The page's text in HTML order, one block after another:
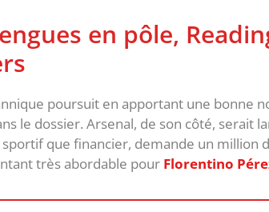
en pôle,
poursuit en apportant une bonne
le dossier. Arsenal, de son côté, serait
que financier, demande un million
très abordable pour Florentino